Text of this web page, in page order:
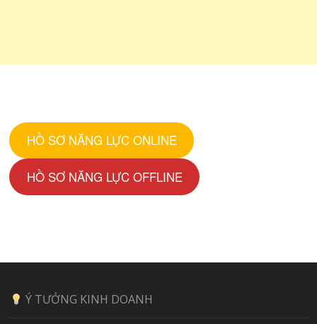
HỒ SƠ NĂNG LỰC ONLINE
HỒ SƠ NĂNG LỰC OFFLINE
Ý TƯỞNG KINH DOANH